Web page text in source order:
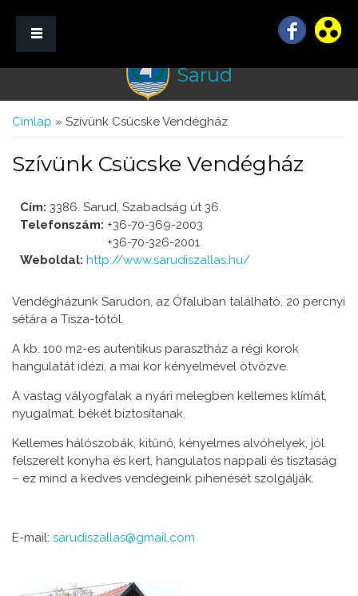
Sarud
Jelenlegi hely
Címlap » Szívünk Csücske Vendégház
Szívünk Csücske Vendégház
Cím: 3386. Sarud, Szabadság út 36.
Telefonszám: +36-70-369-2003
+36-70-326-2001
Weboldal: http://www.sarudiszallas.hu/
Vendégházunk Sarudon, az Ófaluban található, 20 percnyi
sétára a Tisza-tótól.
A kb. 100 m2-es autentikus parasztház a régi korok
hangulatát idézi, a mai kor kényelmével ötvözve.
A vastag vályogfalak a nyári melegben kellemes klímát,
nyugalmat, békét biztosítanak.
Kellemes hálószobák, kitűnő, kényelmes alvóhelyek, jól
felszerelt konyha és kert, hangulatos nappali és tisztaság
– ez mind a kedves vendégeink pihenését szolgálják.
E-mail: sarudiszallas@gmail.com